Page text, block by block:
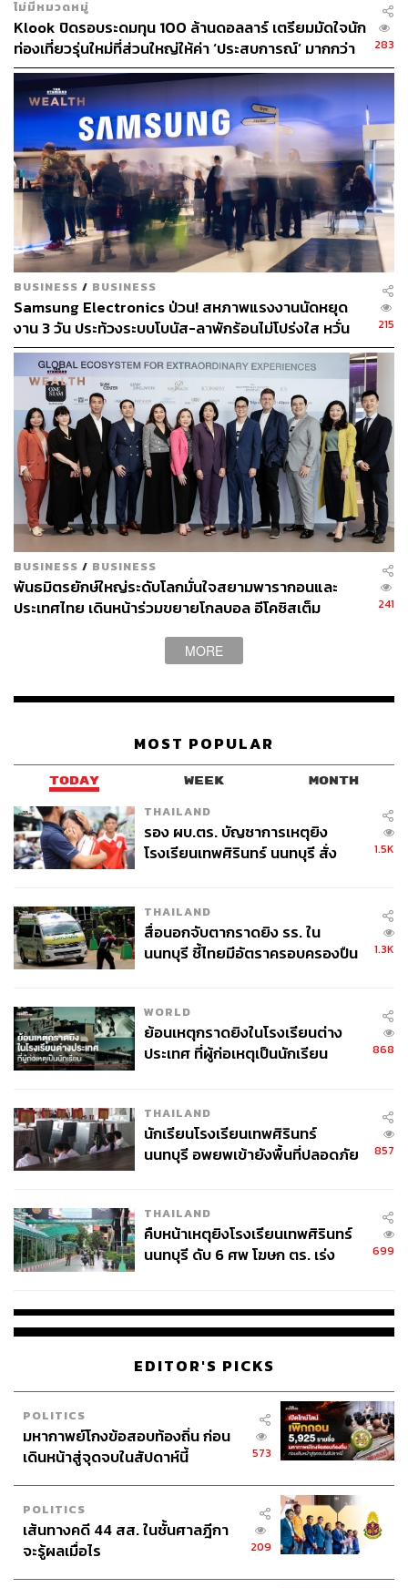
ไม่มีหมวดหมู่
Klook ปิดรอบระดมทุน 100 ล้านดอลลาร์ เตรียมมัดใจนัก
ท่องเที่ยวรุ่นใหม่ที่ส่วนใหญ่ให้ค่า ‘ประสบการณ์’ มากกว่า
‘สถานที่’
283
BUSINESS / BUSINESS
Samsung Electronics ป่วน! สหภาพแรงงานนัดหยุด
งาน 3 วัน ประท้วงระบบโบนัส-ลาพักร้อนไม่โปร่งใส หวั่น
กระทบการผลิตชิป
215
BUSINESS / BUSINESS
พันธมิตรยักษ์ใหญ่ระดับโลกมั่นใจสยามพารากอนและ
ประเทศไทย เดินหน้าร่วมขยายโกลบอล อีโคซิสเต็ม
241
MORE
MOST POPULAR
TODAY WEEK MONTH
THAILAND
รอง ผบ.ตร. บัญชาการเหตุยิง
โรงเรียนเทพศิรินทร์ นนทบุรี สั่ง
1.5K
THAILAND
สื่อนอกจับตากราดยิง รร. ใน
นนทบุรี ชี้ไทยมีอัตราครอบครองปืน
1.3K
WORLD
ย้อนเหตุกราดยิงในโรงเรียนต่าง
ประเทศ ที่ผู้ก่อเหตุเป็นนักเรียน
868
THAILAND
นักเรียนโรงเรียนเทพศิรินทร์
นนทบุรี อพยพเข้ายังพื้นที่ปลอดภัย
857
THAILAND
คืบหน้าเหตุยิงโรงเรียนเทพศิรินทร์
นนทบุรี ดับ 6 ศพ โฆษก ตร. เร่ง
699
EDITOR'S PICKS
POLITICS
มหากาพย์โกงข้อสอบท้องถิ่น ก่อน
เดินหน้าสู่จุดจบในสัปดาห์นี้
573
POLITICS
เส้นทางคดี 44 สส. ในชั้นศาลฎีกา
จะรู้ผลเมื่อไร
209